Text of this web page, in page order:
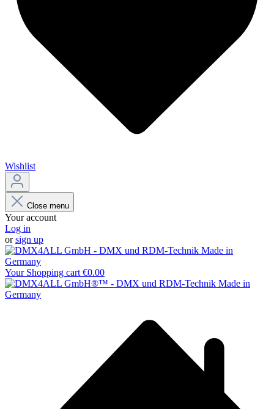
Wishlist
Close menu
Your account
Log in
orsign up
Your Shopping cart €0.00